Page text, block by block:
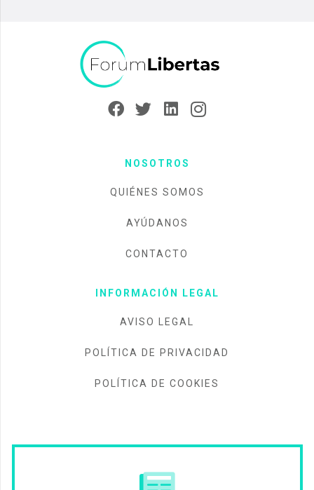
NOSOTROS
QUIÉNES SOMOS
AYÚDANOS
CONTACTO
INFORMACIÓN LEGAL
AVISO LEGAL
POLÍTICA DE PRIVACIDAD
POLÍTICA DE COOKIES